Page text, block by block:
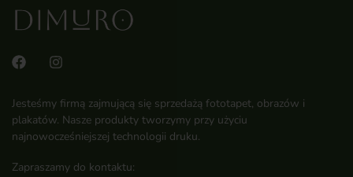
Jesteśmy firmą zajmującą się sprzedażą fototapet, obrazów i
plakatów. Nasze produkty tworzymy przy użyciu
najnowocześniejszej technologii druku.
Zapraszamy do kontaktu: